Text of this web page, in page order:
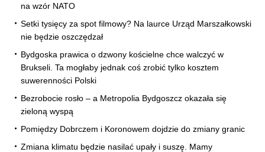
na wzór NATO
Setki tysięcy za spot filmowy? Na laurce Urząd Marszałkowski
nie będzie oszczędzał
Bydgoska prawica o dzwony kościelne chce walczyć w
Brukseli. Ta mogłaby jednak coś zrobić tylko kosztem
suwerenności Polski
Bezrobocie rosło – a Metropolia Bydgoszcz okazała się
zieloną wyspą
Pomiędzy Dobrczem i Koronowem dojdzie do zmiany granic
Zmiana klimatu będzie nasilać upały i suszę. Mamy